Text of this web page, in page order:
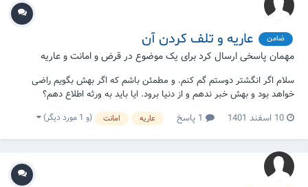
ضامن عاریه و تلف کردن آن
مهمان پاسخی ارسال کرد برای یک موضوع در قرض و امانت و عاریه
سلام اگر انگشتر دوستم گم کنم. و مطمئن باشم که اگر بهش بگویم راضی
خواهد بود و بهش خبر ندهم و از دنیا برود. ایا باید به ورثه اطلاع دهم؟
10 اسفند 1401
عاریه امانت (و 1 مورد دیگر)